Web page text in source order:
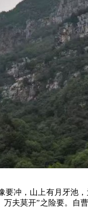
冲，山上有月牙池
夫莫开”之险要。 自